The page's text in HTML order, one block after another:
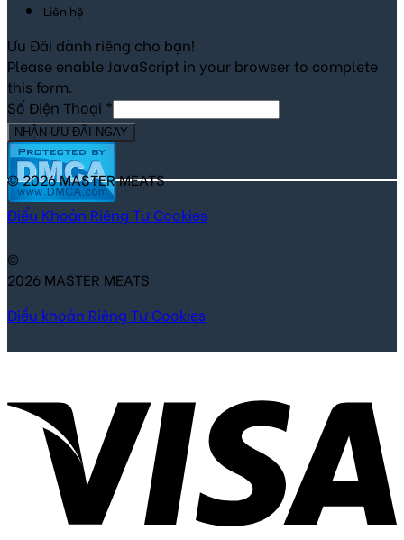
Liên hệ
Ưu Đãi dành riêng cho bạn!
Please enable JavaScript in your browser to complete
this form.
Số Điện Thoại *
NHẬN ƯU ĐÃI NGAY
© 2026 MASTER MEATS
Điểu Khoản Riêng Tư Cookies
©
2026 MASTER MEATS
Điều khoản Riêng Tư Cookies